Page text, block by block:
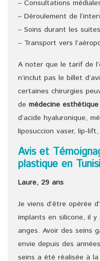
– Consultations
– Déroulement de
– Soins durant les
– Transport vers
A noter que le tarif de
n’inclut pas le billet
certaines chirurgies
de médecine esthétique
d’acide hyaluronique,
liposuccion vaser, lip-
Avis et
plastique en
Laure, 29 ans
Je viens d’être opérée
implants en silicone, il
anges. Avoir des seins
envie depuis des
seins a été réalisée à